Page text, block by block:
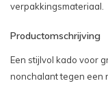
verpakkingsmateriaal.
Productomschrijving
Een stijlvol kado voor
nonchalant tegen een